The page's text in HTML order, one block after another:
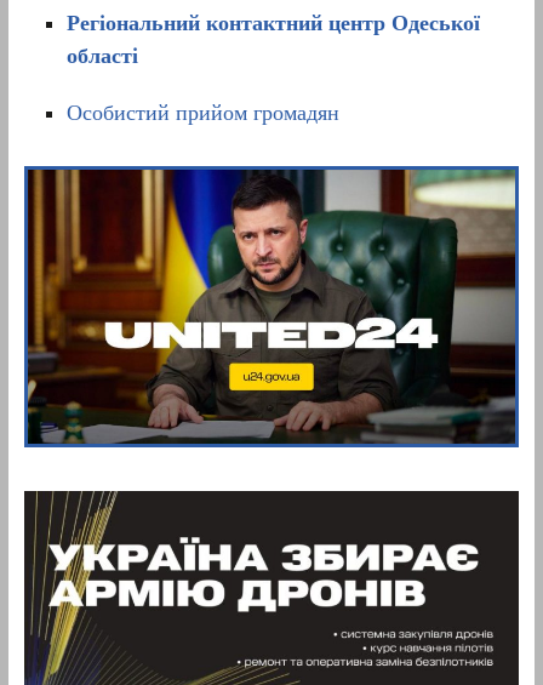
Регіональний контактний центр Одеської
області
Особистий прийом громадян